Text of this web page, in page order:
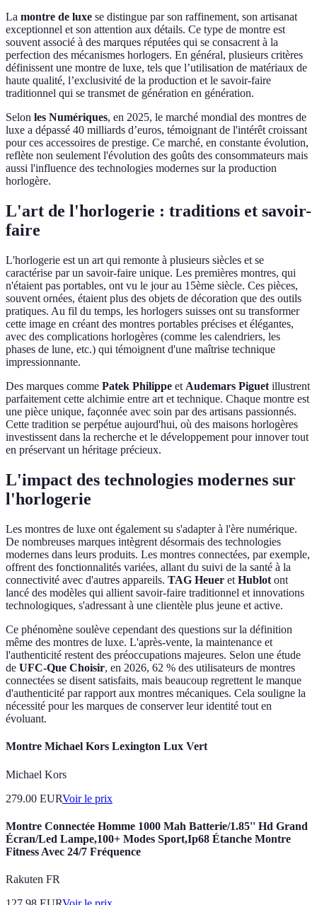
La montre de luxe se distingue par son raffinement, son artisanat
exceptionnel et son attention aux détails. Ce type de montre est
souvent associé à des marques réputées qui se consacrent à la
perfection des mécanismes horlogers. En général, plusieurs critères
définissent une montre de luxe, tels que l’utilisation de matériaux de
haute qualité, l’exclusivité de la production et le savoir-faire
traditionnel qui se transmet de génération en génération.
Selon les Numériques, en 2025, le marché mondial des montres de
luxe a dépassé 40 milliards d’euros, témoignant de l'intérêt croissant
pour ces accessoires de prestige. Ce marché, en constante évolution,
reflète non seulement l'évolution des goûts des consommateurs mais
aussi l'influence des technologies modernes sur la production
horlogère.
L'art de l'horlogerie : traditions et savoir-
faire
L'horlogerie est un art qui remonte à plusieurs siècles et se
caractérise par un savoir-faire unique. Les premières montres, qui
n'étaient pas portables, ont vu le jour au 15ème siècle. Ces pièces,
souvent ornées, étaient plus des objets de décoration que des outils
pratiques. Au fil du temps, les horlogers suisses ont su transformer
cette image en créant des montres portables précises et élégantes,
avec des complications horlogères (comme les calendriers, les
phases de lune, etc.) qui témoignent d'une maîtrise technique
impressionnante.
Des marques comme Patek Philippe et Audemars Piguet illustrent
parfaitement cette alchimie entre art et technique. Chaque montre est
une pièce unique, façonnée avec soin par des artisans passionnés.
Cette tradition se perpétue aujourd'hui, où des maisons horlogères
investissent dans la recherche et le développement pour innover tout
en préservant un héritage précieux.
L'impact des technologies modernes sur
l'horlogerie
Les montres de luxe ont également su s'adapter à l'ère numérique.
De nombreuses marques intègrent désormais des technologies
modernes dans leurs produits. Les montres connectées, par exemple,
offrent des fonctionnalités variées, allant du suivi de la santé à la
connectivité avec d'autres appareils. TAG Heuer et Hublot ont
lancé des modèles qui allient savoir-faire traditionnel et innovations
technologiques, s'adressant à une clientèle plus jeune et active.
Ce phénomène soulève cependant des questions sur la définition
même des montres de luxe. L'après-vente, la maintenance et
l'authenticité restent des préoccupations majeures. Selon une étude
de UFC-Que Choisir, en 2026, 62 % des utilisateurs de montres
connectées se disent satisfaits, mais beaucoup regrettent le manque
d'authenticité par rapport aux montres mécaniques. Cela souligne la
nécessité pour les marques de conserver leur identité tout en
évoluant.
Montre Michael Kors Lexington Lux Vert
Michael Kors
279.00 EURVoir le prix
Montre Connectée Homme 1000 Mah Batterie/1.85'' Hd Grand
Écran/Led Lampe,100+ Modes Sport,Ip68 Étanche Montre
Fitness Avec 24/7 Fréquence
Rakuten FR